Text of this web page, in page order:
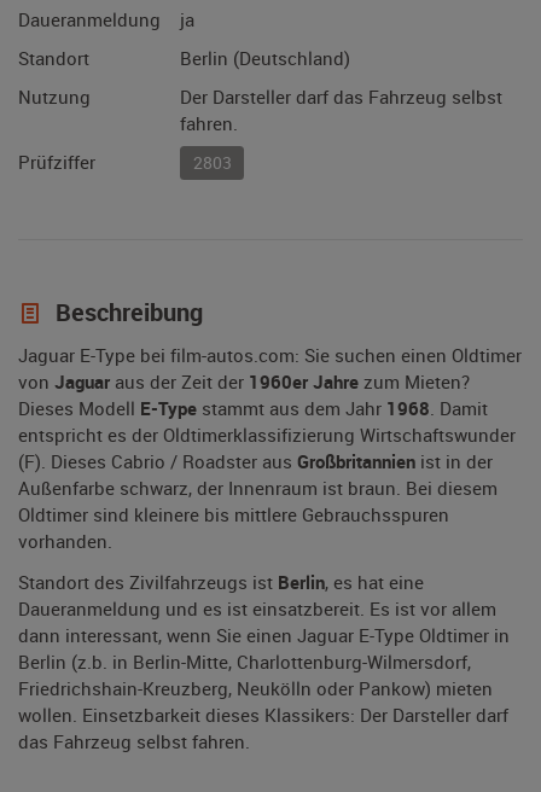
Daueranmeldung
ja
Standort
Berlin (Deutschland)
Nutzung
Der Darsteller darf das Fahrzeug selbst
fahren.
Prüfziffer
2803
Beschreibung
Jaguar E-Type bei film-autos.com: Sie suchen einen Oldtimer
von Jaguar aus der Zeit der 1960er Jahre zum Mieten?
Dieses Modell E-Type stammt aus dem Jahr 1968. Damit
entspricht es der Oldtimerklassifizierung Wirtschaftswunder
(F). Dieses Cabrio / Roadster aus Großbritannien ist in der
Außenfarbe schwarz, der Innenraum ist braun. Bei diesem
Oldtimer sind kleinere bis mittlere Gebrauchsspuren
vorhanden.
Standort des Zivilfahrzeugs ist Berlin, es hat eine
Daueranmeldung und es ist einsatzbereit. Es ist vor allem
dann interessant, wenn Sie einen Jaguar E-Type Oldtimer in
Berlin (z.b. in Berlin-Mitte, Charlottenburg-Wilmersdorf,
Friedrichshain-Kreuzberg, Neukölln oder Pankow) mieten
wollen. Einsetzbarkeit dieses Klassikers: Der Darsteller darf
das Fahrzeug selbst fahren.